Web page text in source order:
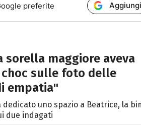
preferite Aggiungi
sorella maggiore aveva
sulle foto delle
empatia"
uno spazio a Beatrice, la
due indagati